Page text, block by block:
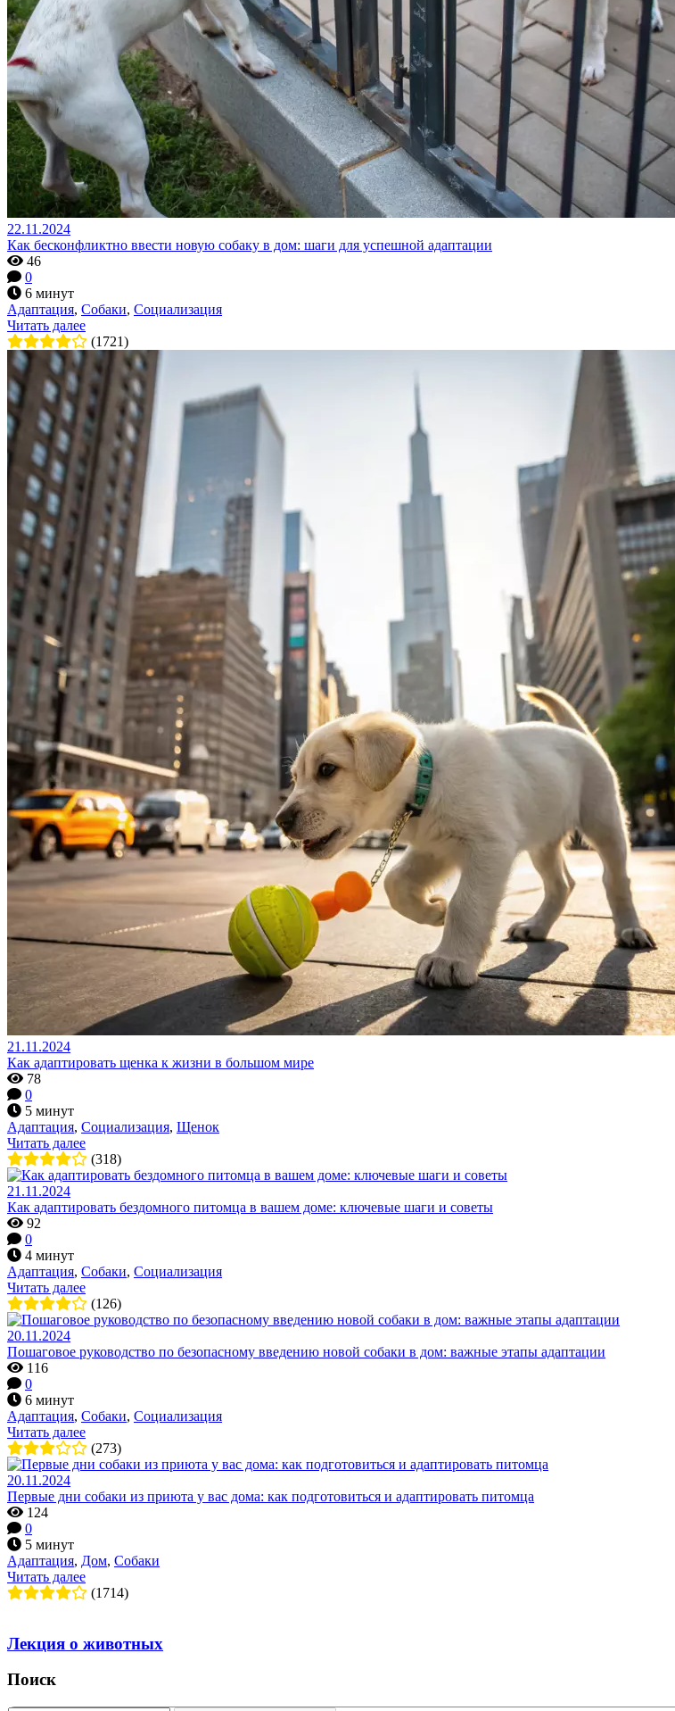
22.11.2024
Как бесконфликтно ввести новую собаку в дом: шаги для успешной адаптации
46
0
6 минут
Адаптация, Собаки, Социализация
Читать далее
(1721)
21.11.2024
Как адаптировать щенка к жизни в большом мире
78
0
5 минут
Адаптация, Социализация, Щенок
Читать далее
(318)
21.11.2024
Как адаптировать бездомного питомца в вашем доме: ключевые шаги и советы
92
0
4 минут
Адаптация, Собаки, Социализация
Читать далее
(126)
20.11.2024
Пошаговое руководство по безопасному введению новой собаки в дом: важные этапы адаптации
116
0
6 минут
Адаптация, Собаки, Социализация
Читать далее
(273)
20.11.2024
Первые дни собаки из приюта у вас дома: как подготовиться и адаптировать питомца
124
0
5 минут
Адаптация, Дом, Собаки
Читать далее
(1714)
Лекция о животных
Поиск